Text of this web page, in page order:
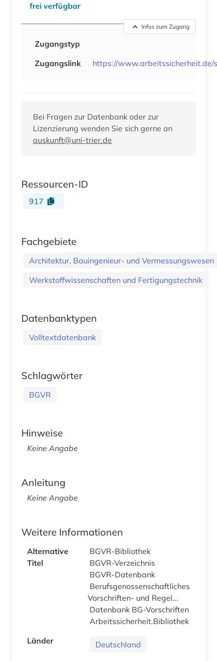
frei verfügbar
Infos zum Zugang
Zugangstyp
Zugangslink
https://www.arbeitssicherheit.de/
Bei Fragen zur Datenbank oder zur
Lizenzierung wenden Sie sich gerne an
auskunft@uni-trier.de
Ressourcen-ID
917
Fachgebiete
Architektur, Bauingenieur- und Vermessungswesen
Werkstoffwissenschaften und Fertigungstechnik
Datenbanktypen
Volltextdatenbank
Schlagwörter
BGVR
Hinweise
Keine Angabe
Anleitung
Keine Angabe
Weitere Informationen
Alternative
Titel
BGVR-Bibliothek
BGVR-Verzeichnis
BGVR-Datenbank
Berufsgenossenschaftliches
Vorschriften- und Regel...
Datenbank BG-Vorschriften
Arbeitssicherheit.Bibliothek
Länder
Deutschland